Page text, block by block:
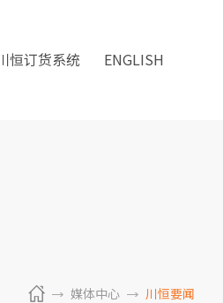
恒订货系统 ENGLISH
媒体中心 川恒要闻